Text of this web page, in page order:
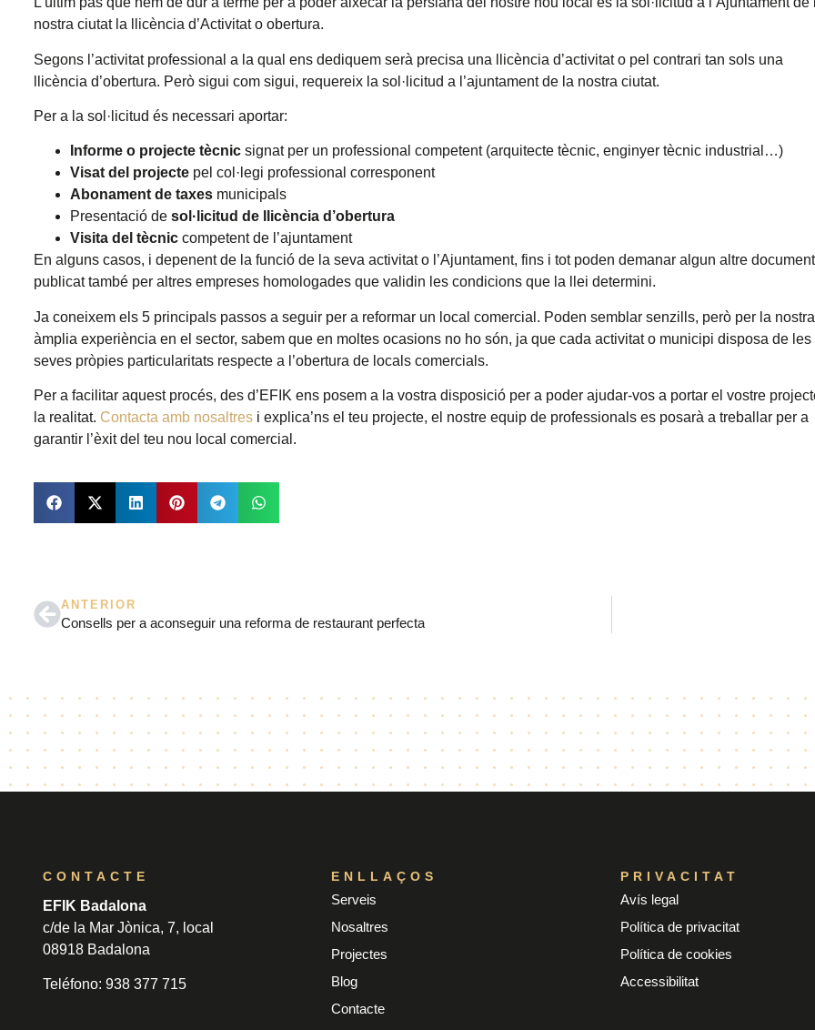
nostra ciutat la llicència d’Activitat o obertura.
Segons l’activitat professional a la qual ens dediquem serà precisa una llicència d’activitat o pel contrari tan sols una
llicència d’obertura. Però sigui com sigui, requereix la sol·licitud a l’ajuntament de la nostra ciutat.
Per a la sol·licitud és necessari aportar:
Informe o projecte tècnicsignat per un professional competent (arquitecte tècnic, enginyer tècnic industrial…)
Visat del projectepel col·legi professional corresponent
Abonament de taxesmunicipals
Presentació de sol·licitud de llicència d’obertura
Visita del tècniccompetent de l’ajuntament
En alguns casos, i depenent de la funció de la seva activitat o l’Ajuntament, fins i tot poden demanar algun altre document
publicat també per altres empreses homologades que validin les condicions que la llei determini.
Ja coneixem els 5 principals passos a seguir per a reformar un local comercial. Poden semblar senzills, però per la nostra
àmplia experiència en el sector, sabem que en moltes ocasions no ho són, ja que cada activitat o municipi disposa de les
seves pròpies particularitats respecte a l’obertura de locals comercials.
Per a facilitar aquest procés, des d’EFIK ens posem a la vostra disposició per a poder ajudar-vos a portar el vostre
la realitat. Contacta amb nosaltresi explica’ns el teu projecte, el nostre equip de professionals es posarà a treballar per a
garantir l’èxit del teu nou local comercial.
ANTERIOR
Consells per a aconseguir una reforma de restaurant perfecta
CONTACTE
EFIK Badalona
c/de la Mar Jònica, 7, local
08918 Badalona
Teléfono: 938 377 715
ENLLAÇOS
Serveis
Nosaltres
Projectes
Blog
Contacte
PRIVACITAT
Avís legal
Política de privacitat
Política de cookies
Accessibilitat